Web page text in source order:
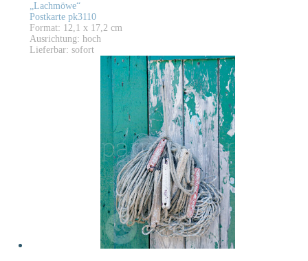
„Lachmöwe“
Postkarte pk3110
Format: 12,1 x 17,2 cm
Ausrichtung: hoch
Lieferbar: sofort